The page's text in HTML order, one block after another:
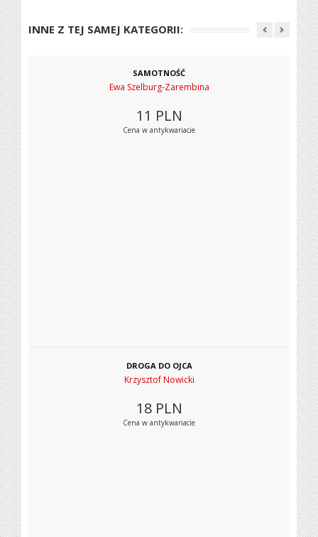
INNE Z TEJ SAMEJ KATEGORII:
SAMOTNOŚĆ
Ewa Szelburg-Zarembina
11 PLN
Cena w antykwariacie
DROGA DO OJCA
Krzysztof Nowicki
18 PLN
Cena w antykwariacie